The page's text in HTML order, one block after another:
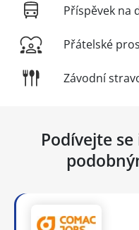
Příspěvek na
Přátelské
Závodní
Podívejte